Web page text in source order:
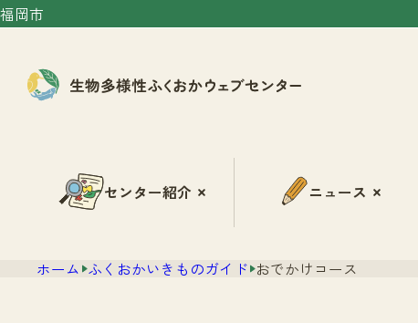
福岡市
センター紹介 ニュース
ホーム ふくおかいきものガイド おでかけコース